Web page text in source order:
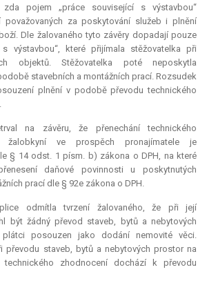
zda pojem „práce související s výstavbou“
považovaných za poskytování služeb i plnění
Dle žalovaného tyto závěry dopadají pouze
výstavbou“, které přijímala stěžovatelka při
objektů. Stěžovatelka poté neposkytla
stavebních a montážních prací. Rozsudek
plnění v podobě převodu technického
na závěru, že přenechání technického
žalobkyní ve prospěch pronajímatele je
§ 14 odst. 1 písm. b) zákona o DPH, na které
daňové povinnosti u poskytnutých
prací dle § 92e zákona o DPH.
odmítla tvrzení žalovaného, že při její
být žádný převod staveb, bytů a nebytových
posouzen jako dodání nemovité věci.
převodu staveb, bytů a nebytových prostor na
zhodnocení dochází k převodu